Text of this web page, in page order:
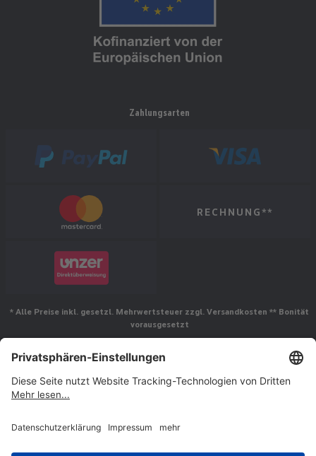
Zahlungsarten
RECHNUNG**
* Alle Preise inkl. gesetzl. Mehrwertsteuer zzgl. Versandkosten ** Bonität
vorausgesetzt
Folgen Sie uns